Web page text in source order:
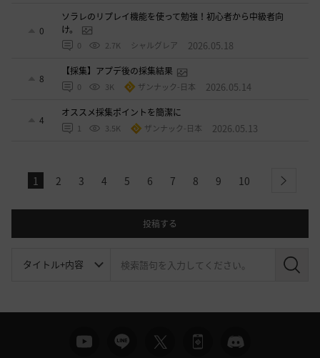
0
ソラレのリプレイ機能を使って勉強！初心者から中級者向
け。
0 2.7K シャルグレア 2026.05.18
8
【採集】アプデ後の採集結果
0 3K ザンナック-日本 2026.05.14
4
オススメ採集ポイントを簡潔に
1 3.5K ザンナック-日本 2026.05.13
1 2 3 4 5 6 7 8 9 10 next
投稿する
検